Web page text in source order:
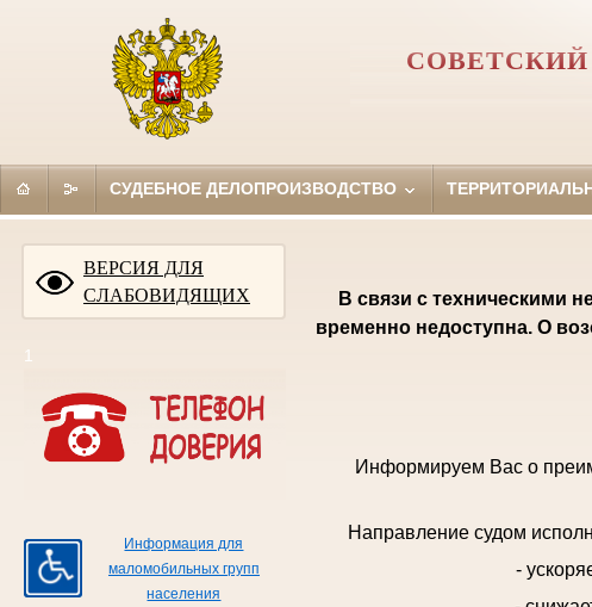
СУДЕБНОЕ ДЕЛОПРОИЗВОДСТВО
ВЕРСИЯ ДЛЯ
СЛАБОВИДЯЩИХ
1
Информация для
маломобильных групп
населения
В связи с техническими
временно недоступна. О
Информируем Вас о
Направление судом
-